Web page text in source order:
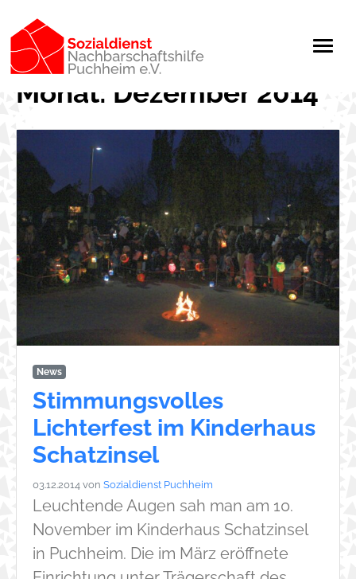
Monat: Dezember 2014
News
Stimmungsvolles
Lichterfest im Kinderhaus
Schatzinsel
03.12.2014 von Sozialdienst Puchheim
Leuchtende Augen sah man am 10.
November im Kinderhaus Schatzinsel
in Puchheim. Die im März eröffnete